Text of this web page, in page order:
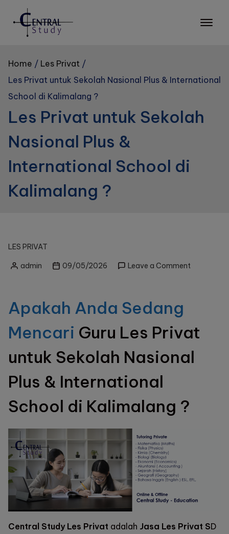
Home
Les Privat
Les Privat untuk Sekolah Nasional Plus & International
School di Kalimalang ?
Les Privat untuk Sekolah
Nasional Plus &
International School di
Kalimalang ?
LES PRIVAT
Postedadmin 09/05/2026 Leave a Comment
Plus
&
School
Apakah Anda Sedang
Mencari Guru Les Privat
untuk Sekolah Nasional
Plus & International
School di Kalimalang ?
Central Study Les Privat adalah Jasa Les Privat SD